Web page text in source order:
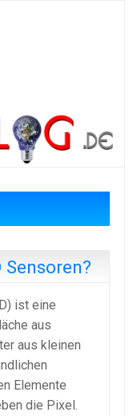
ist eine
aus
aus kleinen
Elemente
die Pixel.